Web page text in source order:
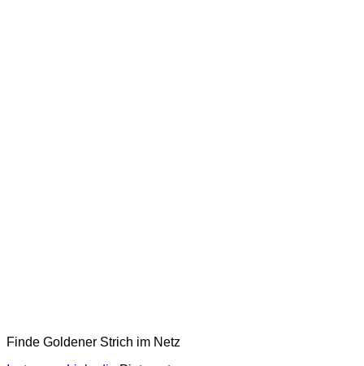
Finde Goldener Strich im Netz